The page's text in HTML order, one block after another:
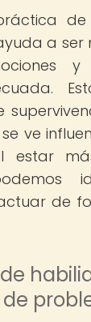
a ser
ve
estar
de